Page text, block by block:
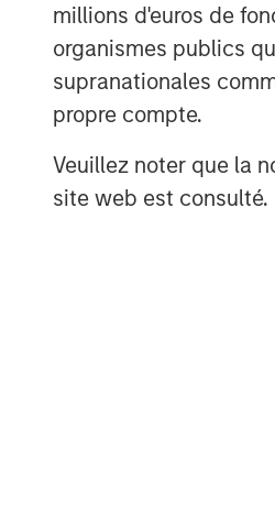
millions d'euros de
organismes publics
supranationales
propre compte.
Veuillez noter que la
site web est consulté.
About Manna
Manna Pro is a
going back to
backyard
visit
For more